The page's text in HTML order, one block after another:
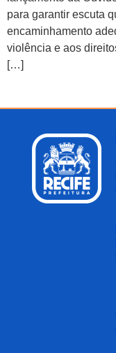
para garantir escuta
encaminhamento
violência e aos
[…]